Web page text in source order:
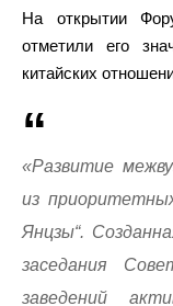
На открытии
отметили его
китайских
«Развитие
из
Янцзы“.
заседания
заведений